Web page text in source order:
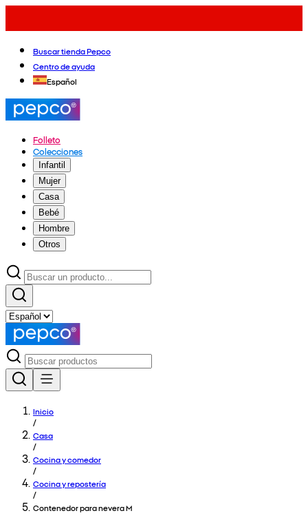
Buscar tienda Pepco
Centro de ayuda
Español
Folleto
Colecciones
Infantil
Mujer
Casa
Bebé
Hombre
Otros
Inicio
/
Casa
/
Cocina y comedor
/
Cocina y repostería
/
Contenedor para nevera M